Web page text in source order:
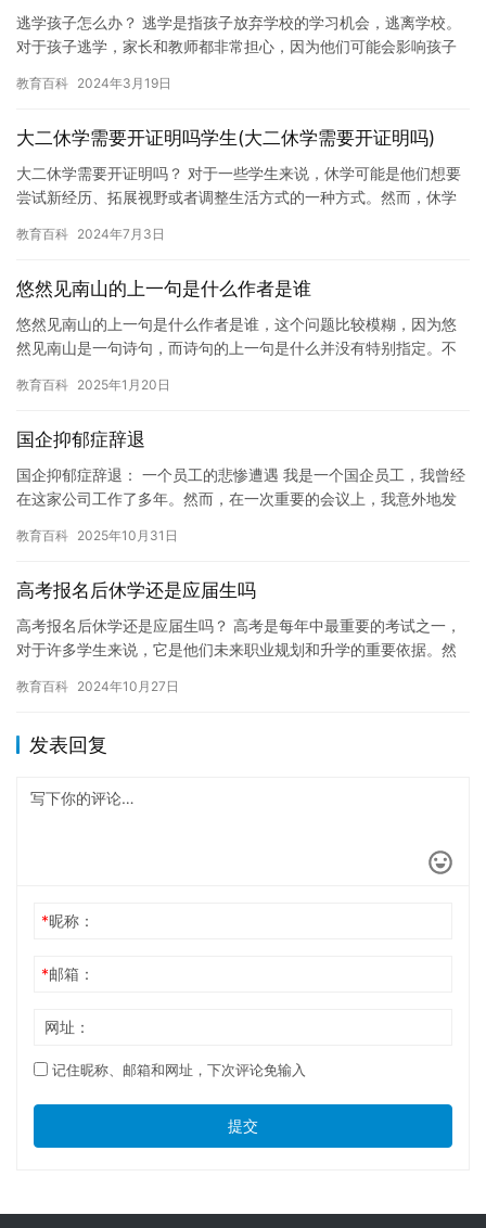
逃学孩子怎么办？ 逃学是指孩子放弃学校的学习机会，逃离学校。
对于孩子逃学，家长和教师都非常担心，因为他们可能会影响孩子
我…
教育百科 2024年3月19日
大二休学需要开证明吗学生(大二休学需要开证明吗)
大二休学需要开证明吗？ 对于一些学生来说，休学可能是他们想要
尝试新经历、拓展视野或者调整生活方式的一种方式。然而，休学
情…
教育百科 2024年7月3日
悠然见南山的上一句是什么作者是谁
悠然见南山的上一句是什么作者是谁，这个问题比较模糊，因为悠
然见南山是一句诗句，而诗句的上一句是什么并没有特别指定。不
所作…
教育百科 2025年1月20日
国企抑郁症辞退
国企抑郁症辞退： 一个员工的悲惨遭遇 我是一个国企员工，我曾经
在这家公司工作了多年。然而，在一次重要的会议上，我意外地发
我…
教育百科 2025年10月31日
高考报名后休学还是应届生吗
高考报名后休学还是应届生吗？ 高考是每年中最重要的考试之一，
对于许多学生来说，它是他们未来职业规划和升学的重要依据。然
问题…
教育百科 2024年10月27日
发表回复
*昵称：
*邮箱：
网址：
记住昵称、邮箱和网址，下次评论免输入
提交